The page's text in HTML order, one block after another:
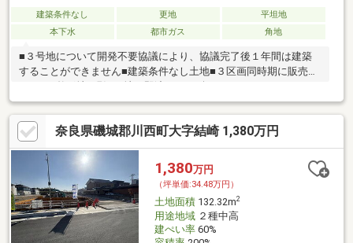
建築条件なし 更地
平坦地
本下水
都市ガス 角地
■３号地について開発不要協議により、協議完了後１年間は建築
することができません■建築条件なし土地■３区画同時期に販売中
奈良県磯城郡川西町大字結崎 1,380万円
1,380万円
（坪単価:34.48万円）
土地面積132.32m2
用途地域２種中高
建ぺい率60%